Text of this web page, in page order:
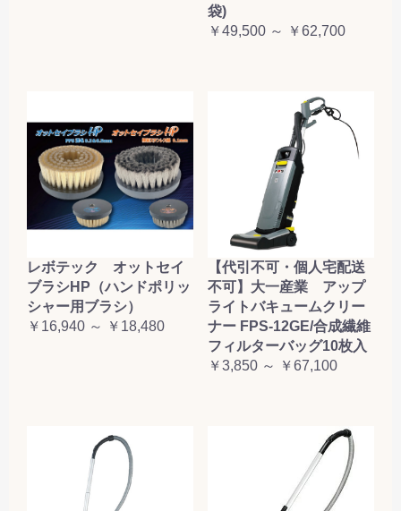
袋)
￥49,500 ～ ￥62,700
レボテック オットセイ
ブラシHP（ハンドポリッ
シャー用ブラシ）
￥16,940 ～ ￥18,480
【代引不可・個人宅配送
不可】大一産業 アップ
ライトバキュームクリー
ナー FPS-12GE/合成繊維
フィルターバッグ10枚入
￥3,850 ～ ￥67,100